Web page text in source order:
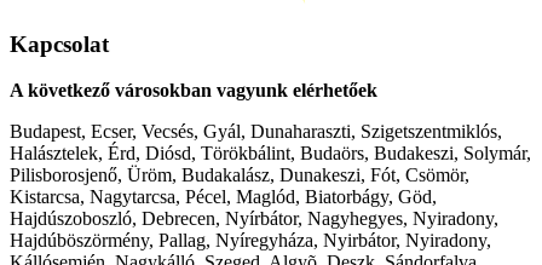
Kapcsolat
A következő városokban vagyunk elérhetőek
Budapest, Ecser, Vecsés, Gyál, Dunaharaszti, Szigetszentmiklós,
Halásztelek, Érd, Diósd, Törökbálint, Budaörs, Budakeszi, Solymár,
Pilisborosjenő, Üröm, Budakalász, Dunakeszi, Fót, Csömör,
Kistarcsa, Nagytarcsa, Pécel, Maglód, Biatorbágy, Göd,
Hajdúszoboszló, Debrecen, Nyírbátor, Nagyhegyes, Nyiradony,
Hajdúböszörmény, Pallag, Nyíregyháza, Nyirbátor, Nyiradony,